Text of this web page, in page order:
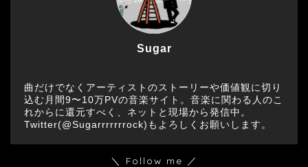
Sugar
曲だけでなくアーティストのストーリーや価値観に切り
込む月間9〜10万PVの音楽サイト。音楽に関わる人のこ
れからに還元すべく、ネットと現場から発信中。
Twitter(@Sugarrrrrrrock)もよろしくお願いします。
＼ Follow me ／